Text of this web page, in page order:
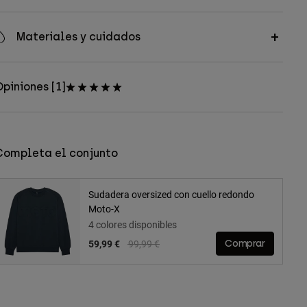
Materiales y cuidados
[1]
el conjunto
Sudadera oversized con cuello redondo
Moto-X
4 colores disponibles
Price reduced from
99,99 €to
59,99 € Comprar